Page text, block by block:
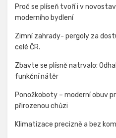
Proč se plíseň tvoří i v
moderního bydlení
Zimní zahrady- pergoly za
celé ČR.
Zbavte se plísně natrvalo:
funkční nátěr
Ponožkoboty – moderní obuv
přirozenou chůzi
Klimatizace precizně a bez